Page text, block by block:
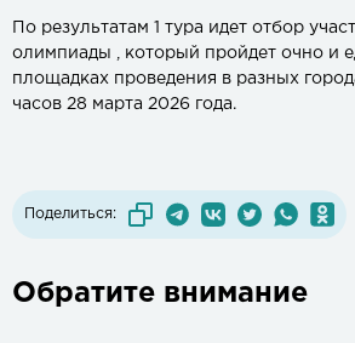
По результатам 1 тура идет отбор
олимпиады , который пройдет очно и
площадках проведения в разных
часов 28 марта 2026 года.
Поделиться:
Обратите внимание